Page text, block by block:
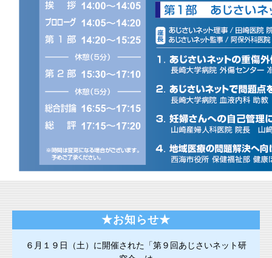
★お知らせ★
６月１９日（土）に開催された「第９回あじさいネット研